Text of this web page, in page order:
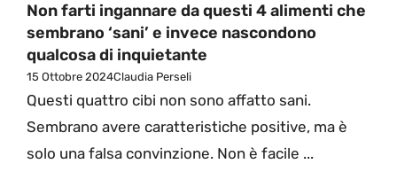
Non farti ingannare da questi 4 alimenti che
sembrano ‘sani’ e invece nascondono
qualcosa di inquietante
15 Ottobre 2024Claudia Perseli
Questi quattro cibi non sono affatto sani.
Sembrano avere caratteristiche positive, ma è
solo una falsa convinzione. Non è facile ...